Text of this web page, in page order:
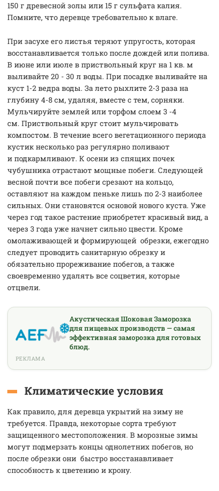
150 г древесной золы или 15 г сульфата калия.
Помните, что деревце требовательно к влаге.
При засухе его листья теряют упругость, которая
восстанавливается только после дождей или полива.
В июне или июле в приствольный круг на 1 кв. м
выливайте 20 - 30 л воды. При посадке выливайте на
куст 1-2 ведра воды. За лето рыхлите 2-3 раза на
глубину 4-8 см, удаляя, вместе с тем, сорняки.
Мульчируйте землей или торфом слоем 3 -4
см. Приствольный круг стоит мульчировать
компостом. В течение всего вегетационного периода
кустик несколько раз регулярно поливают
и подкармливают. К осени из спящих почек
чубушника отрастают мощные побеги. Следующей
весной почти все побеги срезают на кольцо,
оставляют на каждом пеньке лишь по 2-3 наиболее
сильных. Они становятся основой нового куста. Уже
через год такое растение приобретет красивый вид, а
через 3 года уже начнет сильно цвести. Кроме
омолаживающей и формирующей обрезки, ежегодно
следует проводить санитарную обрезку и
обязательно прореживание побегов, а также
своевременно удалять все соцветия, которые
отцвели.
Акустическая Шоковая Заморозка
для пищевых производств — самая
эффективная заморозка для готовых
блюд.
РЕКЛАМА
Климатические условия
Как правило, для деревца укрытий на зиму не
требуется. Правда, некоторые сорта требуют
защищенного местоположения. В морозные зимы
могут подмерзать концы однолетних побегов, но
после обрезки они быстро восстанавливает
способность к цветению и крону.